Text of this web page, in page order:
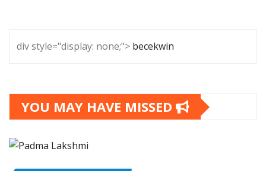
div style="display: none;"> becekwin
YOU MAY HAVE MISSED